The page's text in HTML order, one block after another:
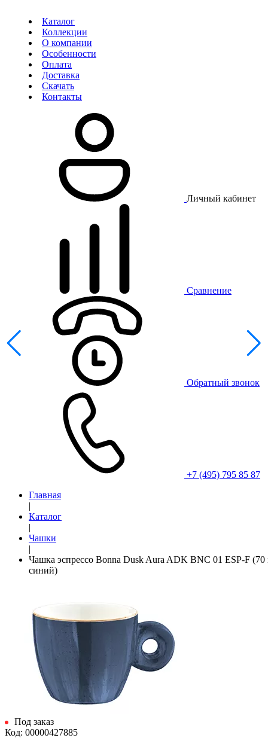
Каталог
Коллекции
О компании
Особенности
Оплата
Доставка
Скачать
Контакты
Личный кабинет
Сравнение
Обратный звонок
+7 (495) 795 85 87
Главная
|
Каталог
|
Чашки
|
Чашка эспрессо Bonna Dusk Aura ADK BNC 01 ESP-F (70
синий)
Под заказ
Код: 00000427885